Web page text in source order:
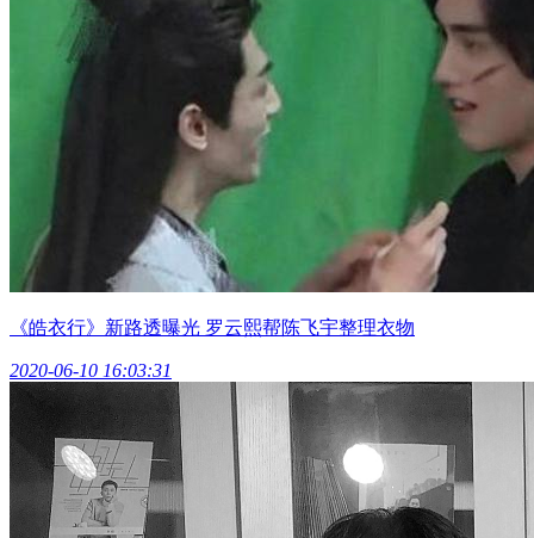
《皓衣行》新路透曝光 罗云熙帮陈飞宇整理衣物
2020-06-10 16:03:31